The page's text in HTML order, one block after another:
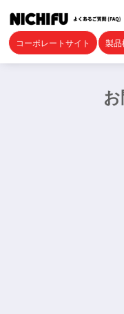
コーポレートサイト 製品